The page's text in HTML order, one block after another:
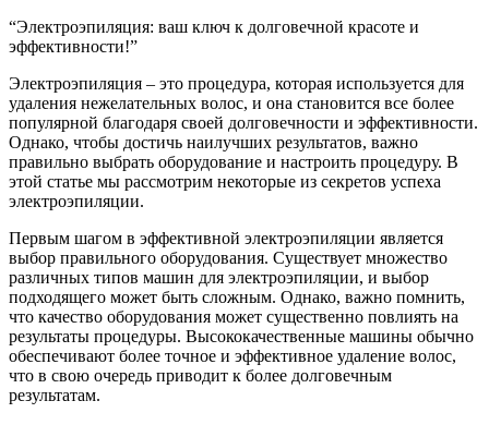
“Электроэпиляция: ваш ключ к долговечной красоте и
эффективности!”
Электроэпиляция – это процедура, которая используется для
удаления нежелательных волос, и она становится все более
популярной благодаря своей долговечности и эффективности.
Однако, чтобы достичь наилучших результатов, важно
правильно выбрать оборудование и настроить процедуру. В
этой статье мы рассмотрим некоторые из секретов успеха
электроэпиляции.
Первым шагом в эффективной электроэпиляции является
выбор правильного оборудования. Существует множество
различных типов машин для электроэпиляции, и выбор
подходящего может быть сложным. Однако, важно помнить,
что качество оборудования может существенно повлиять на
результаты процедуры. Высококачественные машины обычно
обеспечивают более точное и эффективное удаление волос,
что в свою очередь приводит к более долговечным
результатам.